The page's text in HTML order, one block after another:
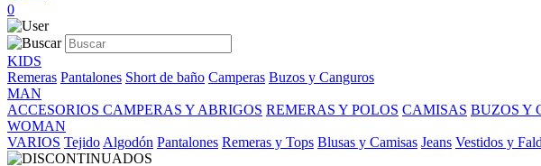
0
KIDS
Remeras Pantalones Short de baño Camperas Buzos y Canguros
MAN
ACCESORIOS CAMPERAS Y ABRIGOS REMERAS Y POLOS CAMISAS BUZOS Y
WOMAN
VARIOS Tejido Algodón Pantalones Remeras y Tops Blusas y Camisas Jeans Vestidos y